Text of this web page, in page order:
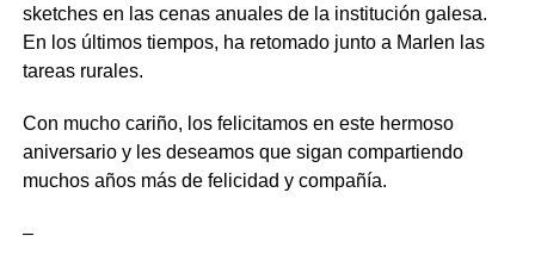
sketches en las cenas anuales de la institución galesa.
En los últimos tiempos, ha retomado junto a Marlen las
tareas rurales.
Con mucho cariño, los felicitamos en este hermoso
aniversario y les deseamos que sigan compartiendo
muchos años más de felicidad y compañía.
–